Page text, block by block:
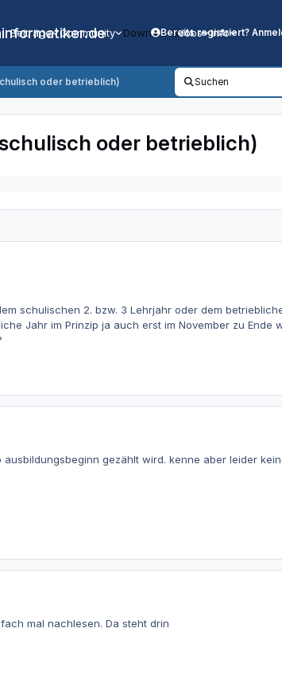
Beiträge Community DownloadsJobs Info
Bereits registriert?
oder betrieblich) Suchen
oder betrieblich)
schulischen 2. bzw. 3 Lehrjahr oder dem
Jahr im Prinzip ja auch erst im November zu Ende
gezählt wird. kenne aber leider
mal nachlesen. Da steht drin